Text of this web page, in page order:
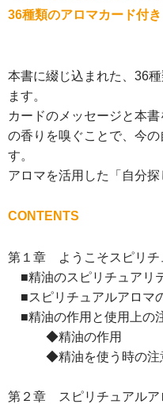
36種類のアロマカード付き
本書に綴じ込まれた、36
ます。
カードのメッセージと本
の香りを嗅ぐことで、今
す。
アロマを活用した「自分探
CONTENTS
第１章 ようこそスピリチ
■精油のスピリチュアリ
■スピリチュアルアロマ
■精油の作用と使用上の
◆精油の作用
◆精油を使う時の注
第２章 スピリチュアルア